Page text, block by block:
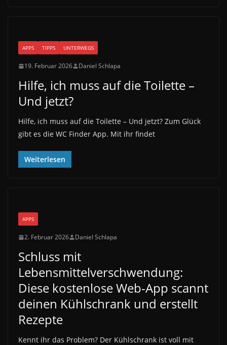
APPS TIPPS UNTERWEGS
19. Februar 2026 Daniel Schlapa
Hilfe, ich muss auf die Toilette –
Und jetzt?
Hilfe, ich muss auf die Toilette – Und jetzt? Zum Glück
gibt es die WC Finder App. Mit ihr findet
Weiterlesen
APPS
2. Februar 2026 Daniel Schlapa
Schluss mit
Lebensmittelverschwendung:
Diese kostenlose Web-App scannt
deinen Kühlschrank und erstellt
Rezepte
Kennt ihr das Problem? Der Kühlschrank ist voll mit